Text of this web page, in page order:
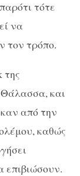
τότε
να
τον τρόπο.
της
και
από την
καθώς